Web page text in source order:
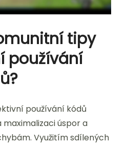
tipy
používání
používání kódů
maximalizaci úspor a
Využitím sdílených